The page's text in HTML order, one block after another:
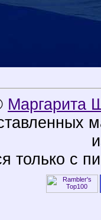
Маргарита
только с